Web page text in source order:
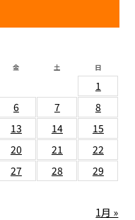
金 土 日
1月 »
1
6 7
8
13 14
15
20 21
22
27 28
29